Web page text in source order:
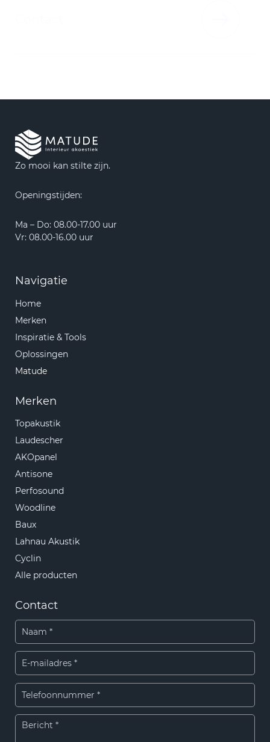
Zo mooi kan stilte zijn.
Openingstijden:
Ma – Do: 08.00-17.00 uur
Vr: 08.00-16.00 uur
Merken
Topakustik
Laudescher
AKOpanel
Antisone
Perfosound
Woodline
Baux
Lahnau Akustik
Cyclin
Alle producten
Navigatie
Home
Merken
Inspiratie & Tools
Oplossingen
Matude
Contact